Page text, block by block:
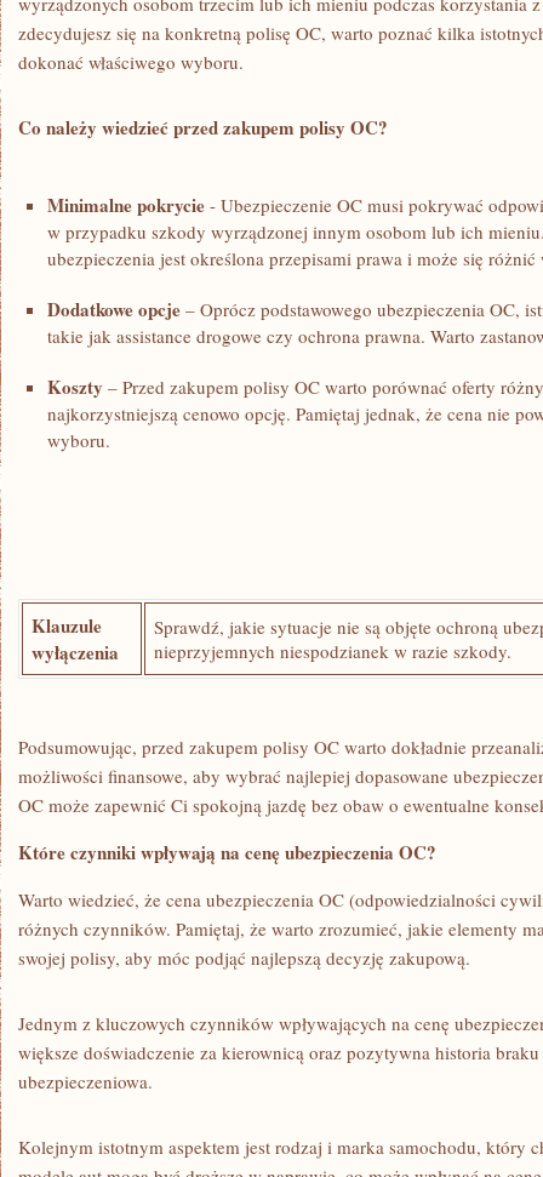
zdecydujesz ​się ‍na konkretną polisę⁣ OC, warto⁣ poznać kilka
dokonać‍ właściwego wyboru.
Co należy wiedzieć⁤ przed zakupem polisy​ OC?
Minimalne pokrycie ‌- ‍Ubezpieczenie OC musi pokrywać
w przypadku szkody wyrządzonej innym osobom lub ich
‍ubezpieczenia jest określona⁢ przepisami⁢ prawa i⁤ może się
Dodatkowe ​opcje – Oprócz podstawowego ubezpieczenia OC,
takie jak assistance⁣ drogowe czy ochrona prawna. Warto
Koszty – ‌Przed zakupem polisy OC warto ​porównać oferty
najkorzystniejszą cenowo opcję. Pamiętaj jednak, ⁤że ‍cena nie‍
wyboru.
Klauzule
wyłączenia
Sprawdź, jakie sytuacje‌ nie są ⁣objęte ochroną‌
nieprzyjemnych ⁣niespodzianek ‍w razie szkody.
Podsumowując, przed ⁤zakupem ​polisy‌ OC⁤ warto dokładnie
⁢możliwości finansowe, aby ‍wybrać ⁣najlepiej dopasowane
OC może⁤ zapewnić Ci spokojną jazdę bez obaw​ o ⁣ewentualne
Które⁢ czynniki wpływają na cenę ubezpieczenia OC?
Warto wiedzieć,⁤ że​ cena ubezpieczenia OC (odpowiedzialności
różnych czynników. Pamiętaj, ‌że ‌warto zrozumieć, jakie elementy‌
swojej polisy, ​aby móc podjąć najlepszą decyzję zakupową.
Jednym z kluczowych ‌czynników wpływających na cenę
większe doświadczenie ⁤za⁣ kierownicą‍ oraz pozytywna historia
ubezpieczeniowa.
Kolejnym istotnym aspektem ⁤jest rodzaj‍ i marka samochodu, który